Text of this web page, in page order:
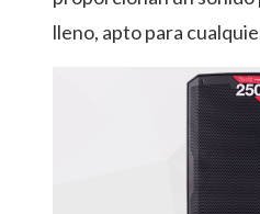
lleno, apto para